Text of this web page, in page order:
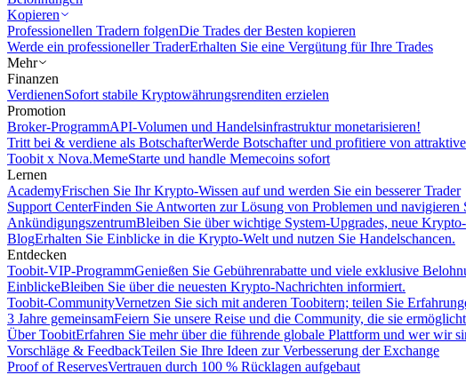
Kopieren
Professionellen Tradern folgenDie Trades der Besten kopieren
Werde ein professioneller TraderErhalten Sie eine Vergütung für Ihre Trades
Mehr
Finanzen
VerdienenSofort stabile Kryptowährungsrenditen erzielen
Promotion
Broker-ProgrammAPI-Volumen und Handelsinfrastruktur monetarisieren!
Tritt bei & verdiene als BotschafterWerde Botschafter und profitiere von
Toobit x Nova.MemeStarte und handle Memecoins sofort
Lernen
AcademyFrischen Sie Ihr Krypto-Wissen auf und werden Sie ein besserer Trader
Support CenterFinden Sie Antworten zur Lösung von Problemen und
AnkündigungszentrumBleiben Sie über wichtige System-Upgrades, neue
BlogErhalten Sie Einblicke in die Krypto-Welt und nutzen Sie Handelschancen.
Entdecken
Toobit-VIP-ProgrammGenießen Sie Gebührenrabatte und viele exklusive
EinblickeBleiben Sie über die neuesten Krypto-Nachrichten informiert.
Toobit-CommunityVernetzen Sie sich mit anderen Toobitern; teilen Sie
3 Jahre gemeinsamFeiern Sie unsere Reise und die Community, die sie
Über ToobitErfahren Sie mehr über die führende globale Plattform und wer wir
Vorschläge & FeedbackTeilen Sie Ihre Ideen zur Verbesserung der Exchange
Proof of ReservesVertrauen durch 100 % Rücklagen aufgebaut